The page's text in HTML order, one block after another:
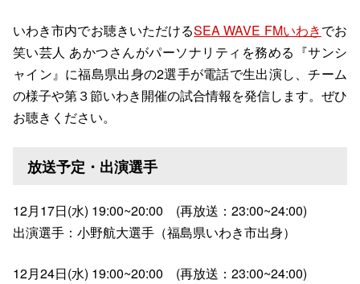
いわき市内でお聴きいただけるSEA WAVE FMいわきでお
笑い芸人 あかつさんがパーソナリティを務める『サンシ
ャイン』に福島県出身の2選手が電話で生出演し、チーム
の様子や第３節いわき開催の試合情報を発信します。ぜひ
お聴きください。
放送予定・出演選手
12月17日(水) 19:00~20:00 (再放送：23:00~24:00)
出演選手：小野航大選手（福島県いわき市出身）
12月24日(水) 19:00~20:00 (再放送：23:00~24:00)